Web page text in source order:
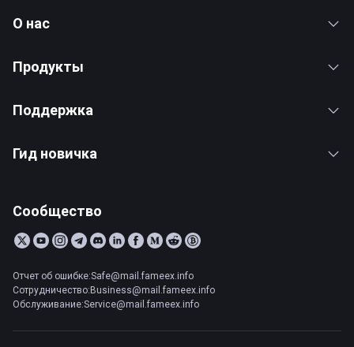
О нас
Продукты
Поддержка
Гид новичка
Сообщество
Отчет об ошибке:Safe@mail.fameex.info
Сотрудничество:Business@mail.fameex.info
Обслуживание:Service@mail.fameex.info